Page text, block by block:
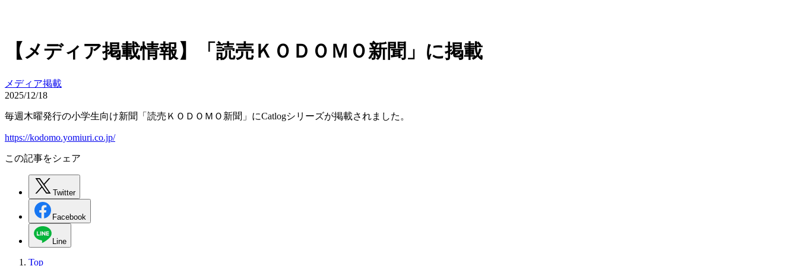
【メディア掲載情報】「読売ＫＯＤＯＭＯ新聞」に掲載
メディア掲載
2025/12/18
毎週木曜発行の小学生向け新聞「読売ＫＯＤＯＭＯ新聞」にCatlogシリーズが掲載されました。
https://kodomo.yomiuri.co.jp/
この記事をシェア
Twitter
Facebook
Line
Top